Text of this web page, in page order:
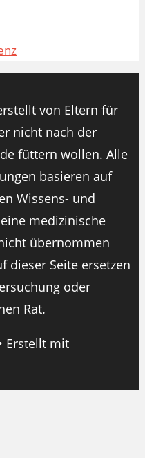
von Eltern für
nicht nach der
füttern wollen. Alle
basieren auf
Wissens- und
medizinische
übernommen
dieser Seite ersetzen
oder
Rat.
Erstellt mit